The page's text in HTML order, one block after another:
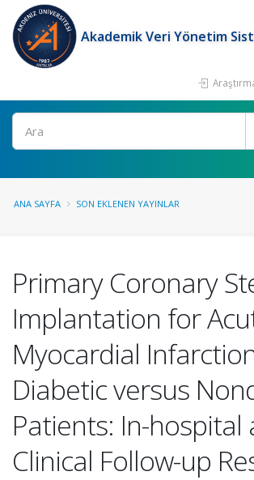
Akademik Veri Yönetim
Ara
ANA SAYFA SON EKLENEN YAYINLAR
Primary Coronary
Implantation for
Myocardial
Diabetic versus
Patients: In-hospital
Clinical Follow-up